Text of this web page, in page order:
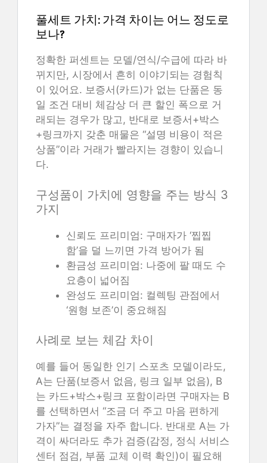
풀세트 가치: 가격 차이는 어느 정도로
보나?
정확한 퍼센트는 모델/연식/수급에 따라 바
뀌지만, 시장에서 흔히 이야기되는 경험칙
이 있어요. 보증서(카드)가 없는 단품은 동
일 조건 대비 체감상 더 큰 할인 폭으로 거
래되는 경우가 많고, 반대로 보증서+박스
+링크까지 갖춘 매물은 “설명 비용이 적은
상품”이라 거래가 빨라지는 경향이 있습니
다.
구성품이 가치에 영향을 주는 방식 3
가지
신뢰도 프리미엄: 구매자가 ‘찝찝
함’을 덜 느끼면 가격 방어가 됨
환금성 프리미엄: 나중에 팔 때도 수
요층이 넓어짐
완성도 프리미엄: 컬렉팅 관점에서
‘원형 보존’이 중요해짐
사례로 보는 체감 차이
예를 들어 동일한 인기 스포츠 모델이라도,
A는 단품(보증서 없음, 링크 일부 없음), B
는 카드+박스+링크 포함이라면 구매자는 B
를 선택하면서 “조금 더 주고 마음 편하게
가자”는 결정을 자주 합니다. 반대로 A는 가
격이 싸더라도 추가 검증(감정, 정식 서비스
센터 점검, 부품 교체 이력 확인)이 필요해